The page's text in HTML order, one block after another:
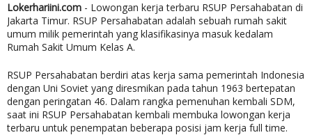
Lokerhariini.com - Lowongan kerja terbaru RSUP Persahabatan di
Jakarta Timur. RSUP Persahabatan adalah sebuah rumah sakit
umum milik pemerintah yang klasifikasinya masuk kedalam
Rumah Sakit Umum Kelas A.
RSUP Persahabatan berdiri atas kerja sama pemerintah Indonesia
dengan Uni Soviet yang diresmikan pada tahun 1963 bertepatan
dengan peringatan 46. Dalam rangka pemenuhan kembali SDM,
saat ini RSUP Persahabatan kembali membuka lowongan kerja
terbaru untuk penempatan beberapa posisi jam kerja full time.